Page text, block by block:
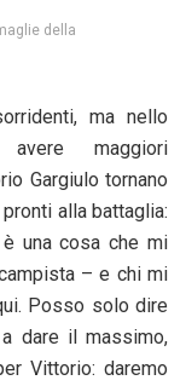
della
ma nello
maggiori
Gargiulo tornano
alla battaglia:
una cosa che mi
– e chi mi
Posso solo dire
dare il massimo,
Vittorio: daremo